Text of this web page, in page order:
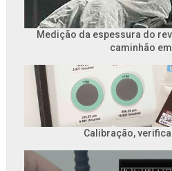
Medição da espessura do
caminhão
Calibração,